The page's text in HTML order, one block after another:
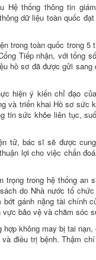
Hệ thống thông tin
dữ liệu toàn quốc
trong toàn quốc trong
Tiếp nhận, với tổng
hồ sơ đã được gửi
hiện ý kiến chỉ đạo
và triển khai Hồ sơ sức
tin sức khỏe liên tục,
tử, bác sĩ sẽ được
lợi cho việc chẩn
trọng trong hệ thống
do Nhà nước tổ
gánh nặng tài chính
bảo vệ và chăm sóc
không may bị tai
điều trị bệnh. Thậm